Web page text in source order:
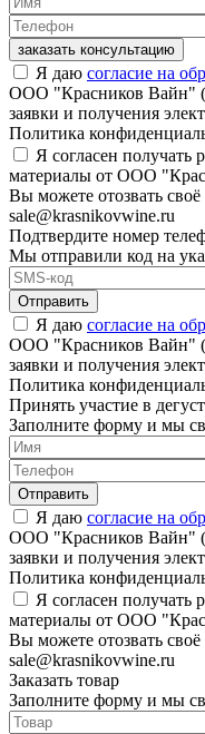
заказать консультацию
Я даю согласие на
ООО "Красников Вайн"
заявки и получения
Политика
Я согласен
материалы от ООО
Вы можете отозвать
sale@krasnikovwine.ru
Подтвердите номер
Мы отправили код на
Отправить
Я даю согласие на
ООО "Красников Вайн"
заявки и получения
Политика
Принять участие в
Заполните форму и мы
Отправить
Я даю согласие на
ООО "Красников Вайн"
заявки и получения
Политика
Я согласен
материалы от ООО
Вы можете отозвать
sale@krasnikovwine.ru
Заказать товар
Заполните форму и мы